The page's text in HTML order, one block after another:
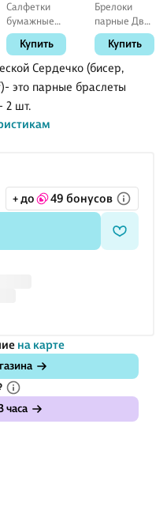
Сердечко (бисер,
это парные браслеты
2 шт.
Салфетки
бумажные
Кролики (3-х
слойные,
цветные)
(210х210)
(8шт) (12-
SENWEN-
PP8008)
Купить
Брелоки
парные Две
собачки
(ПВХ) (5х4)
Купить
+ до 49 бонусов
на карте
часа